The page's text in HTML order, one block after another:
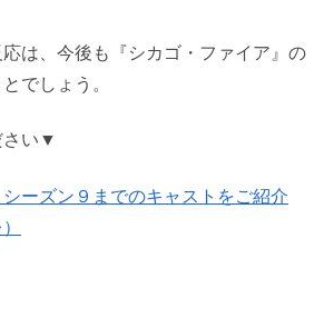
は、今後も『シカゴ・ファイア』の
でしょう。
さい▼
ーズン９までのキャストをご紹介